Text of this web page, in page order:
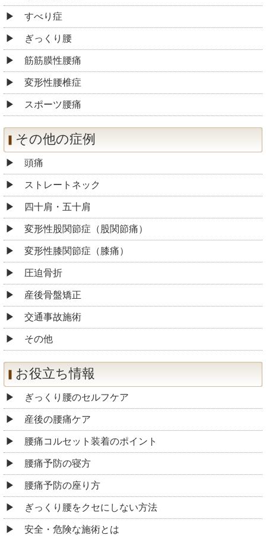
すべり症
ぎっくり腰
筋筋膜性腰痛
変形性腰椎症
スポーツ腰痛
その他の症例
頭痛
ストレートネック
四十肩・五十肩
変形性股関節症（股関節痛）
変形性膝関節症（膝痛）
圧迫骨折
産後骨盤矯正
交通事故施術
その他
お役立ち情報
ぎっくり腰のセルフケア
産後の腰痛ケア
腰痛コルセット装着のポイント
腰痛予防の寝方
腰痛予防の座り方
ぎっくり腰をクセにしない方法
安全・危険な施術とは